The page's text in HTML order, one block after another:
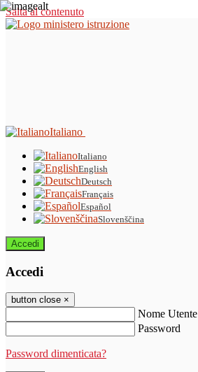
Salta al contenuto
Italiano
Italiano
English
Deutsch
Français
Español
Slovenščina
Accedi
Accedi
button close ×
Nome Utente
Password
Password dimenticata?